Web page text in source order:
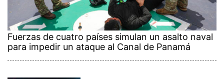
Fuerzas de cuatro países simulan un asalto naval
para impedir un ataque al Canal de Panamá